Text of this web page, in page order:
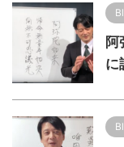
阿
に